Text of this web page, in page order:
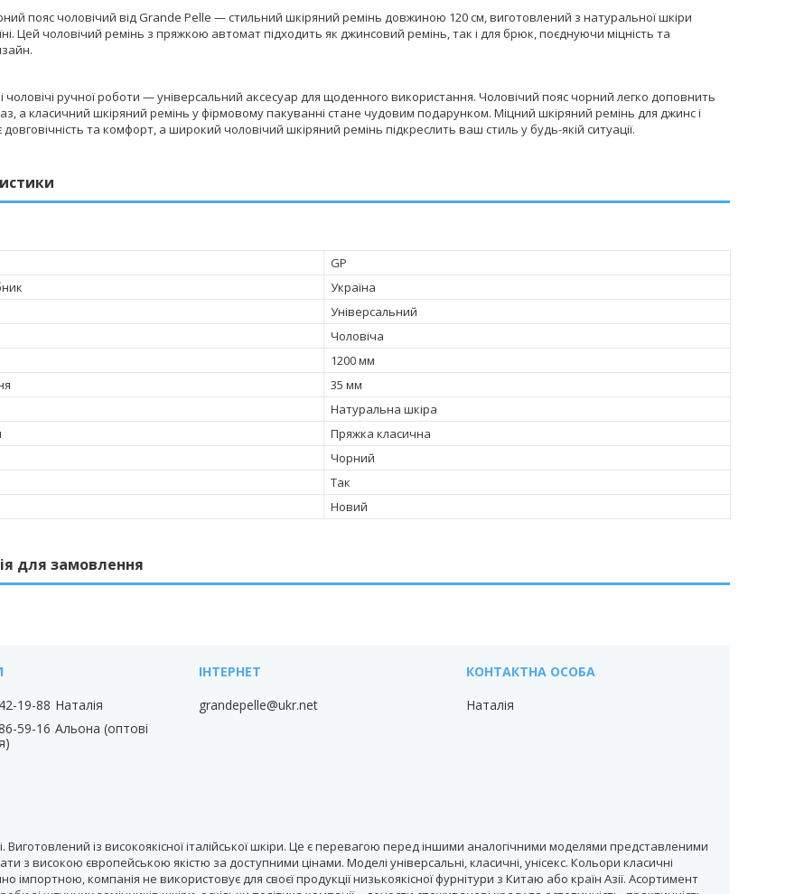
пояс чоловічий від Grande Pelle — стильний шкіряний ремінь довжиною 120 см, виготовлений з натуральної шкіри
Цей чоловічий ремінь з пряжкою автомат підходить як джинсовий ремінь, так і для брюк, поєднуючи міцність та
чоловічі ручної роботи — універсальний аксесуар для щоденного використання. Чоловічий пояс чорний легко доповнить
а класичний шкіряний ремінь у фірмовому пакуванні стане чудовим подарунком. Міцний шкіряний ремінь для джинс і
та комфорт, а широкий чоловічий шкіряний ремінь підкреслить ваш стиль у будь-якій ситуації.
GP
Україна
Універсальний
Чоловіча
1200 мм
35 мм
Натуральна шкіра
Пряжка класична
Чорний
Так
Новий
для замовлення
19-88 Наталія
59-16 Альона (оптові
grandepelle@ukr.net Наталія
із високоякісної італійської шкіри. Це є перевагою перед іншими аналогічними моделями представленими
високою європейською якістю за доступними цінами. Моделі універсальні, класичні, унісекс. Кольори класичні
імпортною, компанія не використовує для своєї продукції низькоякісної фурнітури з Китаю або країн Азії. Асортимент